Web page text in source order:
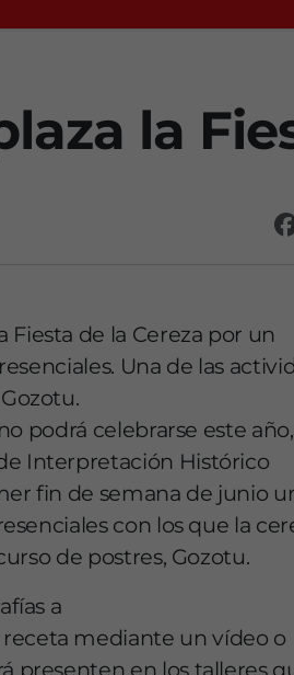
la
de la Cereza por un
Una de las
podrá celebrarse este
Interpretación Histórico
fin de semana de junio
con los que la
de postres, Gozotu.
a
mediante un vídeo o
presenten en los talleres